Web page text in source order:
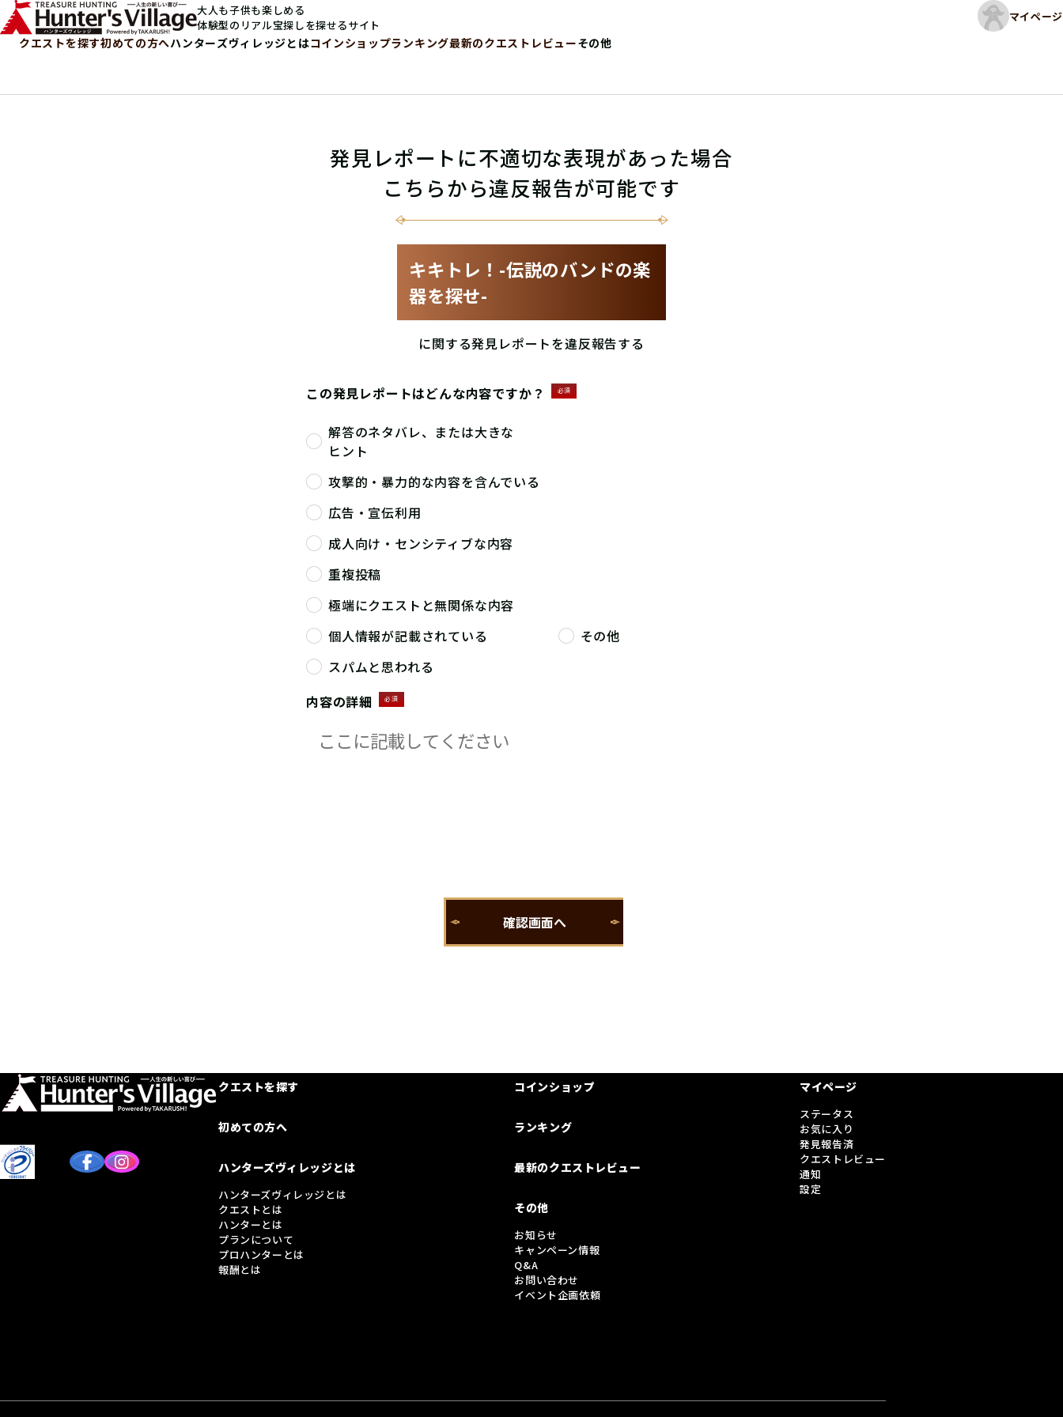
大人も子供も楽しめる
体験型のリアル宝探しを探せるサイト
マイページ
クエストを探す初めての方へハンターズヴィレッジとはコインショップランキング最新のクエストレビューその他
発見レポートに不適切な表現があった場合
こちらから違反報告が可能です
キキトレ！-伝説のバンドの楽
器を探せ-
に関する発見レポートを違反報告する
この発見レポートはどんな内容ですか？ 必須
解答のネタバレ、または大きな
ヒント
攻撃的・暴力的な内容を含んでいる
広告・宣伝利用
成人向け・センシティブな内容
重複投稿
極端にクエストと無関係な内容
個人情報が記載されている
その他
スパムと思われる
内容の詳細
必須
クエストを探す
初めての方へ
ハンターズヴィレッジとは
ハンターズヴィレッジとは
クエストとは
ハンターとは
プランについて
プロハンターとは
報酬とは
コインショップ
ランキング
最新のクエストレビュー
その他
お知らせ
キャンペーン情報
Q&A
お問い合わせ
イベント企画依頼
マイページ
ステータス
お気に入り
発見報告済
クエストレビュー
通知
設定